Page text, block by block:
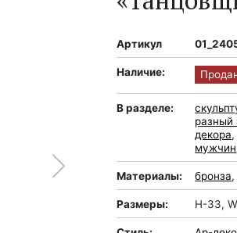
Артикул
Наличие:
В разделе:
разный
декора
мужчин
Материалы: бронза,
Размеры: H-33,